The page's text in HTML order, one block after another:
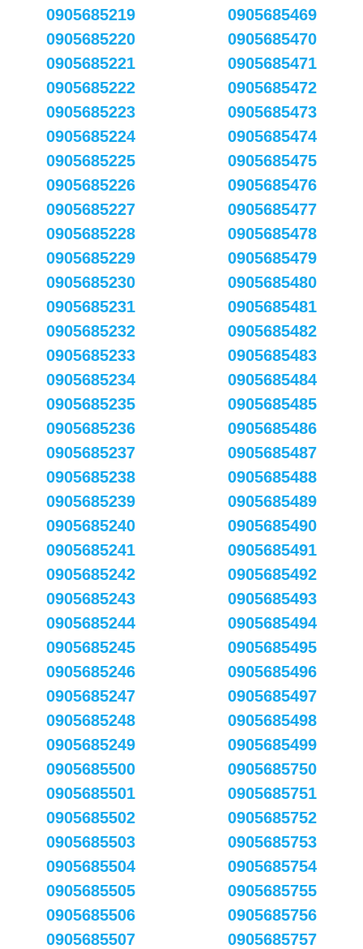
0905685219
0905685220
0905685221
0905685222
0905685223
0905685224
0905685225
0905685226
0905685227
0905685228
0905685229
0905685230
0905685231
0905685232
0905685233
0905685234
0905685235
0905685236
0905685237
0905685238
0905685239
0905685240
0905685241
0905685242
0905685243
0905685244
0905685245
0905685246
0905685247
0905685248
0905685249
0905685469
0905685470
0905685471
0905685472
0905685473
0905685474
0905685475
0905685476
0905685477
0905685478
0905685479
0905685480
0905685481
0905685482
0905685483
0905685484
0905685485
0905685486
0905685487
0905685488
0905685489
0905685490
0905685491
0905685492
0905685493
0905685494
0905685495
0905685496
0905685497
0905685498
0905685499
0905685500
0905685501
0905685502
0905685503
0905685504
0905685505
0905685506
0905685507
0905685750
0905685751
0905685752
0905685753
0905685754
0905685755
0905685756
0905685757